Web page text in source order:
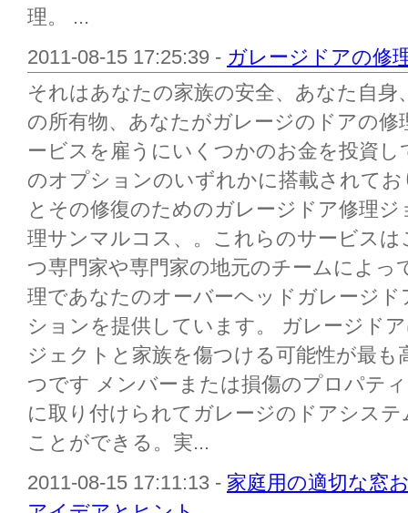
理。 ...
2011-08-15 17:25:39 - ガレージドアの修
それはあなたの家族の安全、あなた自
の所有物、あなたがガレージのドアの
ービスを雇うにいくつかのお金を投資
のオプションのいずれかに搭載されて
とその修復のためのガレージドア修理
理サンマルコス、。これらのサービス
つ専門家や専門家の地元のチームによ
理であなたのオーバーヘッドガレージ
ションを提供しています。 ガレージド
ジェクトと家族を傷つける可能性が最
つです メンバーまたは損傷のプロパテ
に取り付けられてガレージのドアシス
ことができる。実...
2011-08-15 17:11:13 - 家庭用の適切な窓